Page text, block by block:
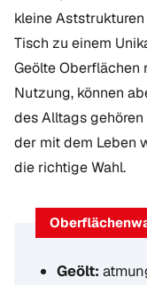
kleine
Tisch zu einem
Geölte Oberflächen
Nutzung, können
des Alltags gehören
der mit dem Leben
die richtige Wahl.
Geölt: